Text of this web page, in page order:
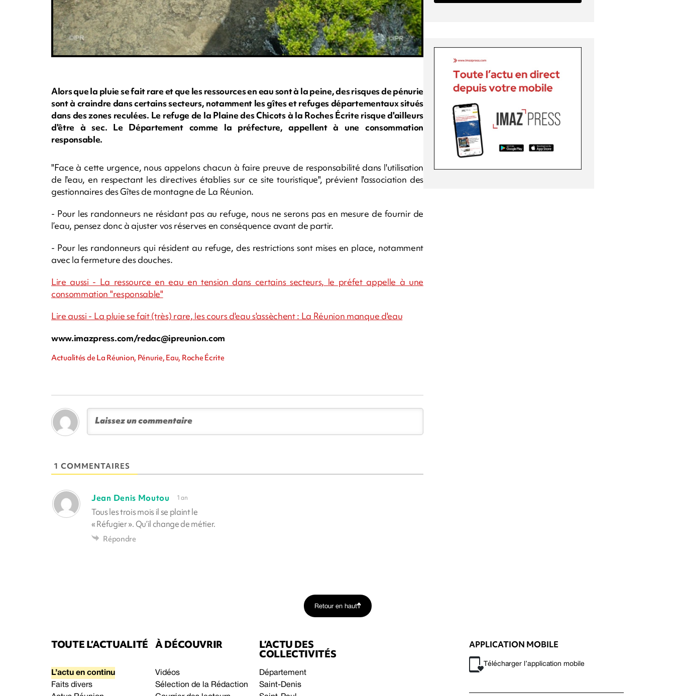
Alors que la pluie se fait rare et que les ressources en eau sont à la peine, des risques de pénurie
sont à craindre dans certains secteurs, notamment les gîtes et refuges départementaux situés
dans des zones reculées. Le refuge de la Plaine des Chicots à la Roches Écrite risque d'ailleurs
d'être à sec. Le Département comme la préfecture, appellent à une consommation
responsable.
"Face à cette urgence, nous appelons chacun à faire preuve de responsabilité dans l'utilisation
de l'eau, en respectant les directives établies sur ce site touristique", prévient l'association des
gestionnaires des Gîtes de montagne de La Réunion.
- Pour les randonneurs ne résidant pas au refuge, nous ne serons pas en mesure de fournir de
l’eau, pensez donc à ajuster vos réserves en conséquence avant de partir.
- Pour les randonneurs qui résident au refuge, des restrictions sont mises en place, notamment
avec la fermeture des douches.
Lire aussi - La ressource en eau en tension dans certains secteurs, le préfet appelle à une
consommation "responsable"
Lire aussi - La pluie se fait (très) rare, les cours d'eau s'assèchent : La Réunion manque d'eau
www.imazpress.com/redac@ipreunion.com
Actualités de La Réunion, Pénurie, Eau, Roche Écrite
1 COMMENTAIRES
Jean Denis Moutou 1 an
Tous les trois mois il se plaint le
« Réfugier ». Qu’il change de métier.
Répondre
Retour en haut
TOUTE L’ACTUALITÉ
L’actu en continu
Faits divers
À DÉCOUVRIR
Vidéos
Sélection de la Rédaction
L’ACTU DES
COLLECTIVITÉS
Département
Saint-Denis
APPLICATION MOBILE
Télécharger l’application mobile